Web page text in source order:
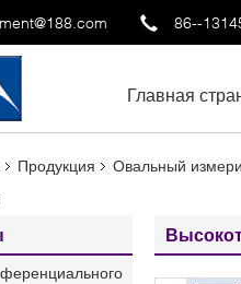
86--
Главная
Продукция Овальный